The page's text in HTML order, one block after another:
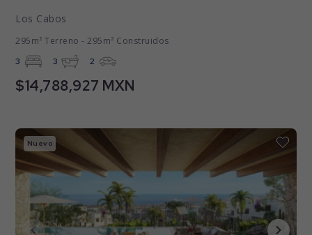
Los Cabos
295m² Terreno - 295m² Construidos
3 3 2
$14,788,927 MXN
Nuevo